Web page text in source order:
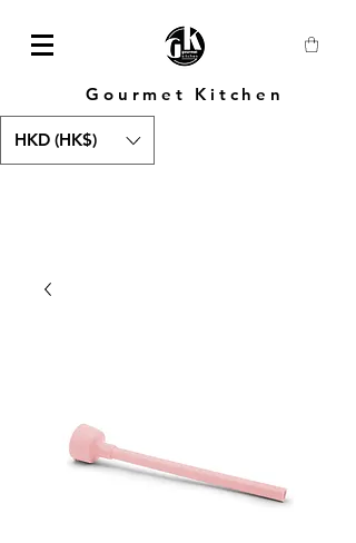
Gourmet Kitchen
HKD (HK$)